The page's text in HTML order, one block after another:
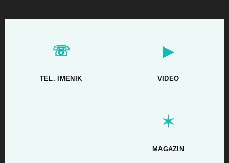
☏
TEL. IMENIK
▶
VIDEO
✶
MAGAZIN